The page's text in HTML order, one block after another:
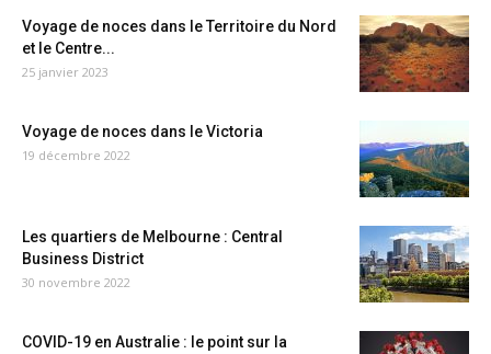
Voyage de noces dans le Territoire du Nord
et le Centre...
25 janvier 2023
Voyage de noces dans le Victoria
19 décembre 2022
Les quartiers de Melbourne : Central
Business District
30 novembre 2022
COVID-19 en Australie : le point sur la